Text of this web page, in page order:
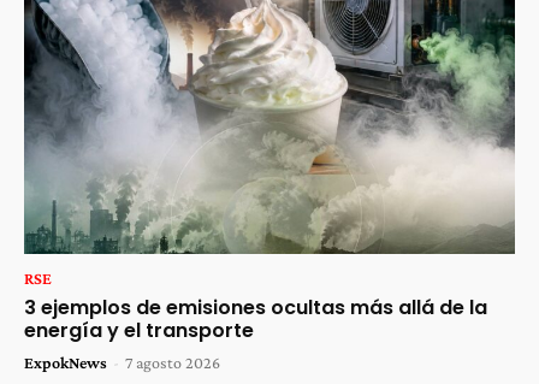
RSE
3 ejemplos de emisiones ocultas más allá de la
energía y el transporte
ExpokNews - 7 agosto 2026